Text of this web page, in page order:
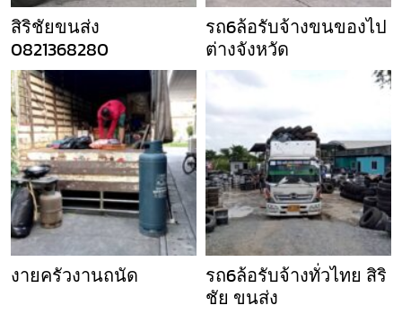
สิริชัยขนส่ง
0821368280
รถ6ล้อรับจ้างขนของไป
ต่างจังหวัด
งายครัวงานถนัด
รถ6ล้อรับจ้างทั่วไทย สิริ
ชัย ขนส่ง